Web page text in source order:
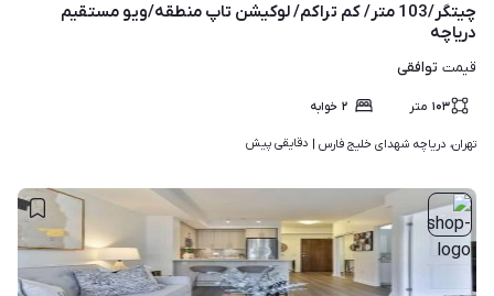
چیتگر/103 متر/ کم تراکم/ لوکیشن تاپ منطقه/ویو مستقیم
دریاچه
قیمت توافقی
۱۰۳ متر ۲ خوابه
تهران، دریاچه شهدای خلیج فارس | دقایقی پیش